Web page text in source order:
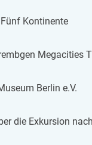
Kon­ti­nen­te
Me­ga­ci­ties
Ber­lin e.V.
die Ex­kur­si­on